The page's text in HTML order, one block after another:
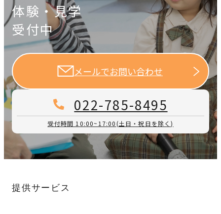
体験・見学
受付中
メールでお問い合わせ
022-785-8495
受付時間 10:00~17:00(土日・祝日を除く)
提供サービス